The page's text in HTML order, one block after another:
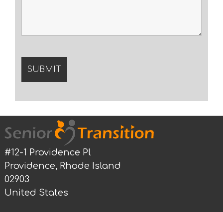
#12-1 Providence Pl
Providence, Rhode Island
02903
United States